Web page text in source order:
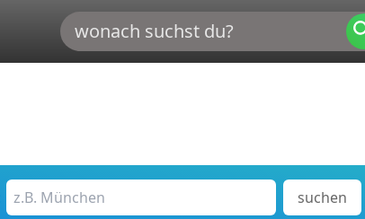
suchen